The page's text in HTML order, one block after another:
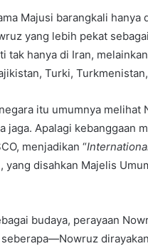
Majusi barangkali
yang lebih pekat
tak hanya di Iran,
Turki,
itu umumnya melihat
jaga. Apalagi kebanggaan
menjadikan “
disahkan Majelis
budaya, perayaan